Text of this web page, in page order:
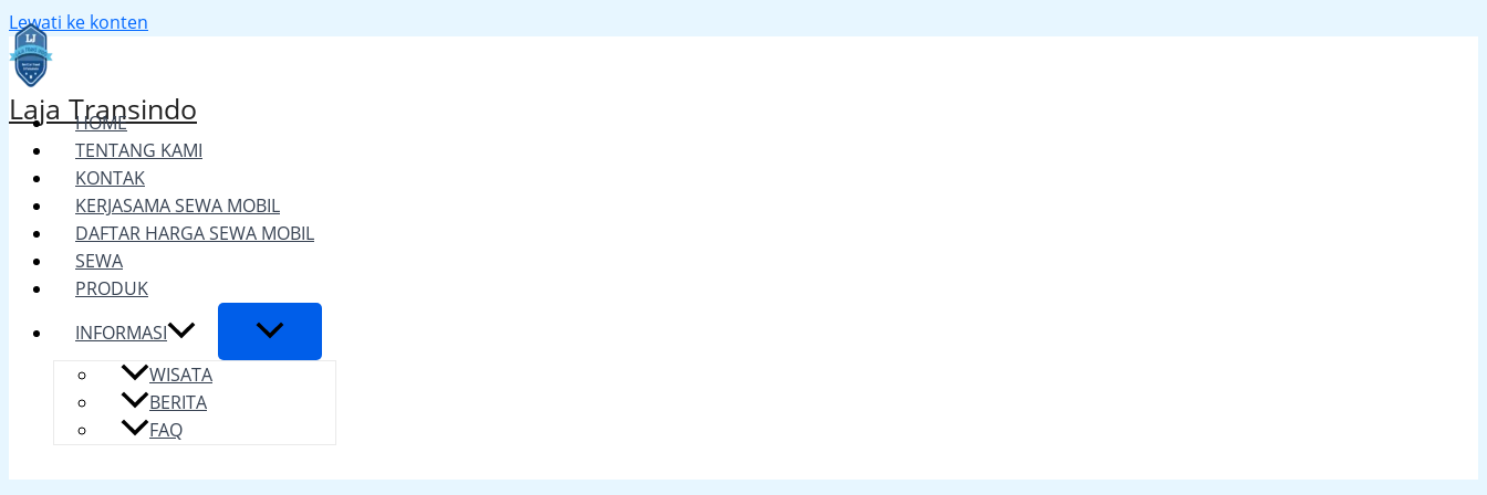
Lewati ke konten
Laja Transindo
HOME
TENTANG KAMI
KONTAK
KERJASAMA SEWA MOBIL
DAFTAR HARGA SEWA MOBIL
SEWA
PRODUK
INFORMASI
WISATA
BERITA
FAQ